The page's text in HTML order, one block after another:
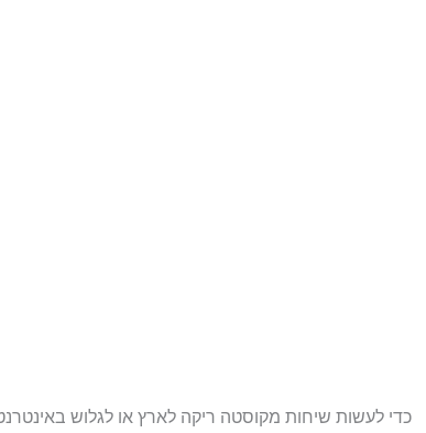
כדי לעשות שיחות מקוסטה ריקה לארץ או לגלוש